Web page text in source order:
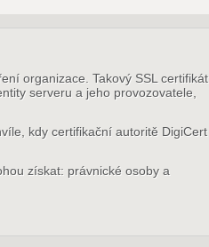
organizace. Takový SSL certifikát
serveru a jeho provozovatele,
kdy certifikační autoritě DigiCert
získat: právnické osoby a